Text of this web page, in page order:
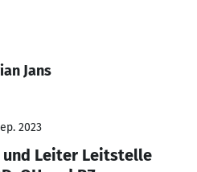
Jans
2023
Leiter Leitstelle